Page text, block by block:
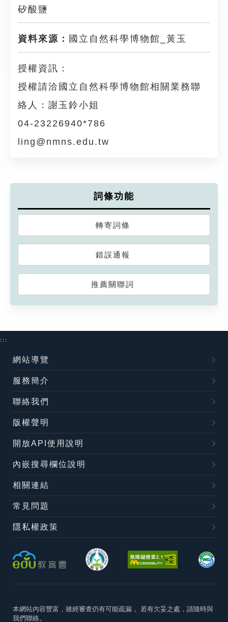
矽酸鹽
資料來源： 國立自然科學博物館_黃玉
授權資訊：
授權請洽國立自然科學博物館相關業務聯
絡人：謝玉鈴小姐
04-23226940*786
ling@nmns.edu.tw
詞條功能
轉寄詞條
錯誤通報
推薦關聯詞
:::
網站導覽
服務簡介
聯絡我們
版權聲明
開放API使用說明
內嵌搜尋欄位說明
相關連結
常見問題
隱私權政策
本網站內容豐富，雖經審查仍有可能疏漏， 若有欠妥之處，請隨時與
我們聯絡。